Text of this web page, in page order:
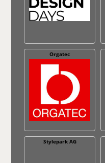
Orgatec
Stylepark AG